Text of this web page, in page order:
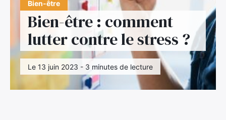
Bien-être
Bien-être : comment
lutter contre le stress ?
Le 13 juin 2023 - 3 minutes de lecture